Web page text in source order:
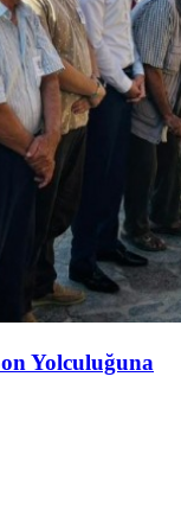
Yolculuğuna